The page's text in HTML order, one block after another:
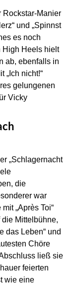
Rockstar-Manier
und „Spinnst
es noch
High Heels hielt
ab, ebenfalls in
„Ich nicht!“
gelungenen
Vicky
„Schlagernacht
die
war
„Après Toi“
Mittelbühne,
das Leben“ und
Chöre
ließ sie
feierten
wie eine